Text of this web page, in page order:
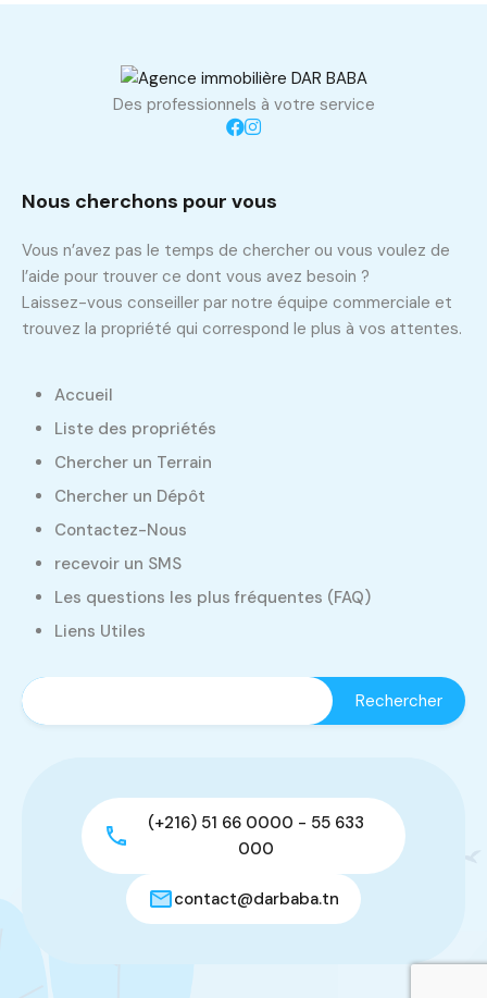
Des professionnels à votre service
Nous cherchons pour vous
Vous n’avez pas le temps de chercher ou vous voulez de
l’aide pour trouver ce dont vous avez besoin ?
Laissez-vous conseiller par notre équipe commerciale et
trouvez la propriété qui correspond le plus à vos attentes.
Accueil
Liste des propriétés
Chercher un Terrain
Chercher un Dépôt
Contactez-Nous
recevoir un SMS
Les questions les plus fréquentes (FAQ)
Liens Utiles
(+216) 51 66 0000 - 55 633
000
contact@darbaba.tn